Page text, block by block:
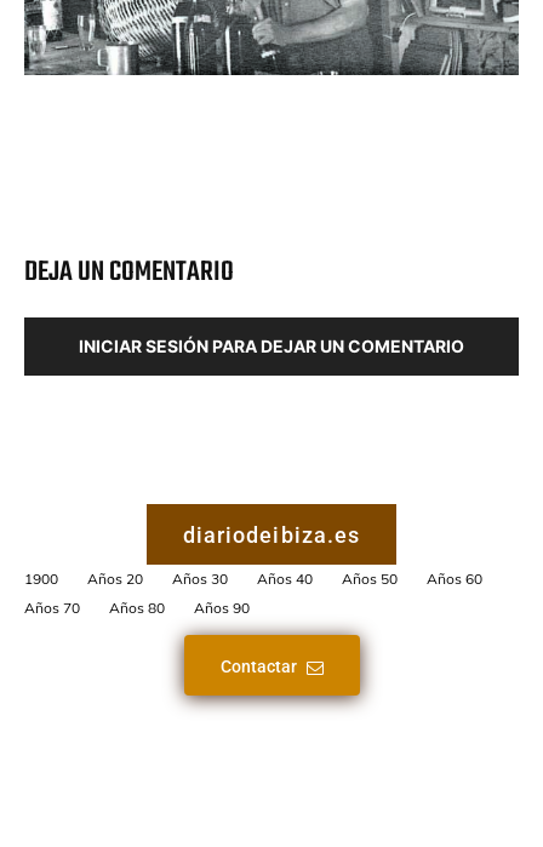
DEJA UN COMENTARIO
INICIAR SESIÓN PARA DEJAR UN COMENTARIO
diariodeibiza.es
1900 Años 20 Años 30 Años 40 Años 50
Años 60
Años 70
Años 80 Años 90
Contactar